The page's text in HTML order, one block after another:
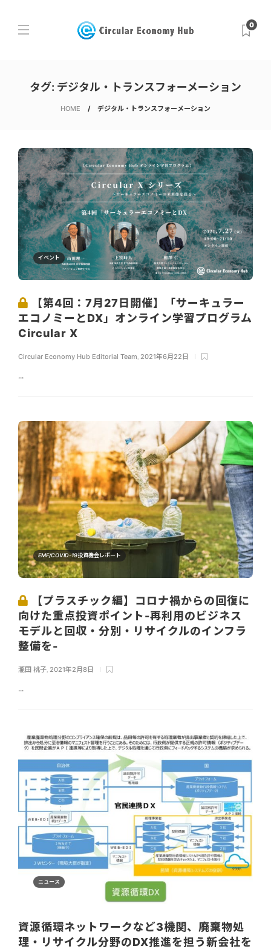
0
タグ: デジタル・トランスフォーメーション
HOME デジタル・トランスフォーメーション
イベント
【第4回：7月27日開催】「サーキュラー
エコノミーとDX」オンライン学習プログラム
Circular X
Circular Economy Hub Editorial Team, 2021年6月22日
...
EMF/COVID-19投資機会レポート
【プラスチック編】コロナ禍からの回復に
向けた重点投資ポイント-再利用のビジネス
モデルと回収・分別・リサイクルのインフラ
整備を-
瀧田 桃子 2021年2月8日
...
ニュース
資源循環ネットワークなど3機関、廃棄物処
理・リサイクル分野のDX推進を担う新会社を